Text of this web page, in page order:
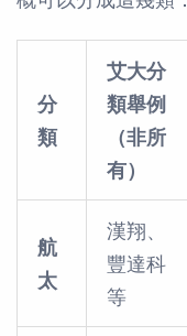
分
類
艾大分
類舉例
（非所
有）
航
太
漢翔、
豐達科
等